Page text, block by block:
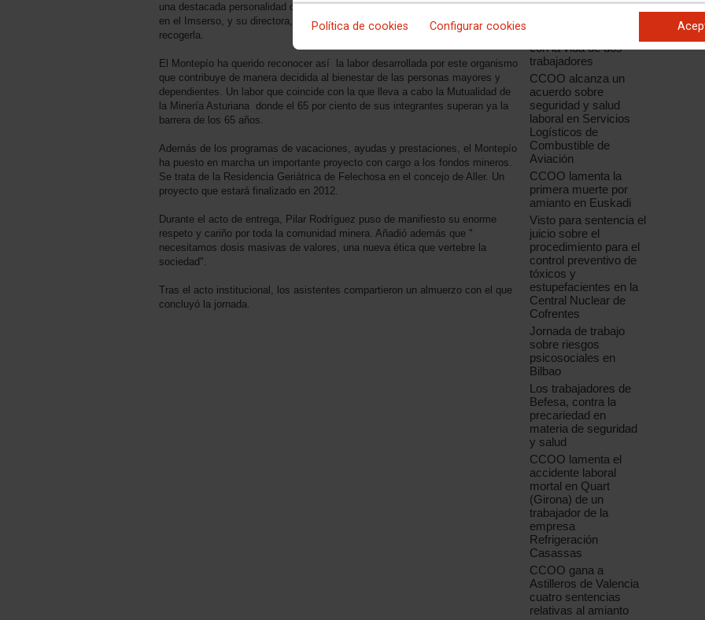
Política de cookies Configurar cookies
una destacada personalidad o institución. En esta edición, el galardón recayó
en el Imserso, y su directora, la asturiana Pilar Rodríguez fue la encargada de
recogerla.
El Montepío ha querido reconocer así la labor desarrollada por este organismo
que contribuye de manera decidida al bienestar de las personas mayores y
dependientes. Un labor que coincide con la que lleva a cabo la Mutualidad de
la Minería Asturiana donde el 65 por ciento de sus integrantes superan ya la
barrera de los 65 años.
Además de los programas de vacaciones, ayudas y prestaciones, el Montepío
ha puesto en marcha un importante proyecto con cargo a los fondos mineros.
Se trata de la Residencia Geriátrica de Felechosa en el concejo de Aller. Un
proyecto que estará finalizado en 2012.
Durante el acto de entrega, Pilar Rodríguez puso de manifiesto su enorme
respeto y cariño por toda la comunidad minera. Añadió además que "
necesitamos dosis masivas de valores, una nueva ética que vertebre la
sociedad".
Tras el acto institucional, los asistentes compartieron un almuerzo con el que
concluyó la jornada.
del PV lamenta el fatal
con la vida de dos
trabajadores
CCOO alcanza un
acuerdo sobre
seguridad y salud
laboral en Servicios
Logísticos de
Combustible de
Aviación
CCOO lamenta la
primera muerte por
amianto en Euskadi
Visto para sentencia el
juicio sobre el
procedimiento para el
control preventivo de
tóxicos y
estupefacientes en la
Central Nuclear de
Cofrentes
Jornada de trabajo
sobre riesgos
psicosociales en
Bilbao
Los trabajadores de
Befesa, contra la
precariedad en
materia de seguridad
y salud
CCOO lamenta el
accidente laboral
mortal en Quart
(Girona) de un
trabajador de la
empresa
Refrigeración
Casassas
CCOO gana a
Astilleros de Valencia
cuatro sentencias
relativas al amianto